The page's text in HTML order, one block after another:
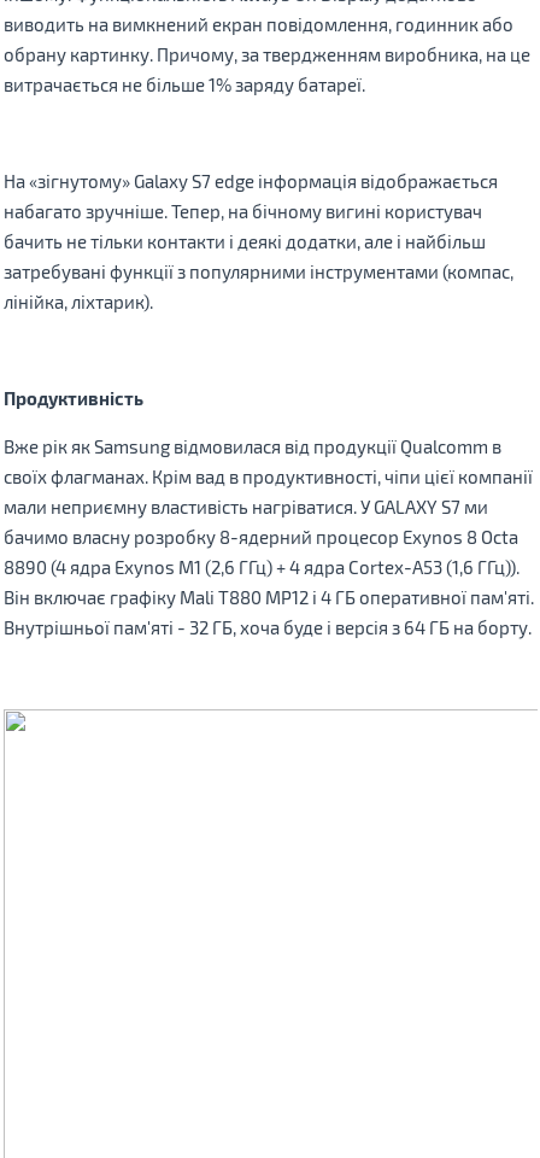
виводить на вимкнений екран повідомлення, годинник або
обрану картинку. Причому, за твердженням виробника, на це
витрачається не більше 1% заряду батареї.
На «зігнутому» Galaxy S7 edge інформація відображається
набагато зручніше. Тепер, на бічному вигині користувач
бачить не тільки контакти і деякі додатки, але і найбільш
затребувані функції з популярними інструментами (компас,
лінійка, ліхтарик).
Продуктивність
Вже рік як Samsung відмовилася від продукції Qualcomm в
своїх флагманах. Крім вад в продуктивності, чіпи цієї компанії
мали неприємну властивість нагріватися. У GALAXY S7 ми
бачимо власну розробку 8-ядерний процесор Exynos 8 Octa
8890 (4 ядра Exynos M1 (2,6 ГГц) + 4 ядра Cortex-A53 (1,6 ГГц)).
Він включає графіку Mali T880 MP12 і 4 ГБ оперативної пам'яті.
Внутрішньої пам'яті - 32 ГБ, хоча буде і версія з 64 ГБ на борту.